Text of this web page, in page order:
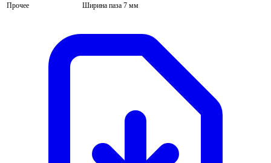
Прочее
Ширина паза 7 мм